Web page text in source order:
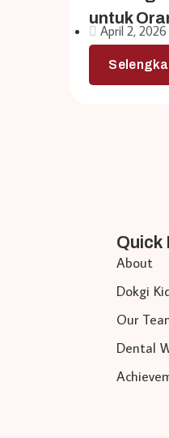
untuk
April 2, 2026
Quick
About
Dokgi
Our
Dental